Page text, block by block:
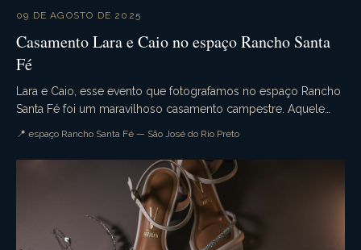
09 DE AGOSTO DE 2025
Casamento Lara e Caio no espaço Rancho Santa
Fé
Lara e Caio, esse evento que fotografamos no espaço Rancho
Santa Fé foi um maravilhoso casamento campestre. Aquele
📍 espaço Rancho Santa Fé — São José do Rio Preto